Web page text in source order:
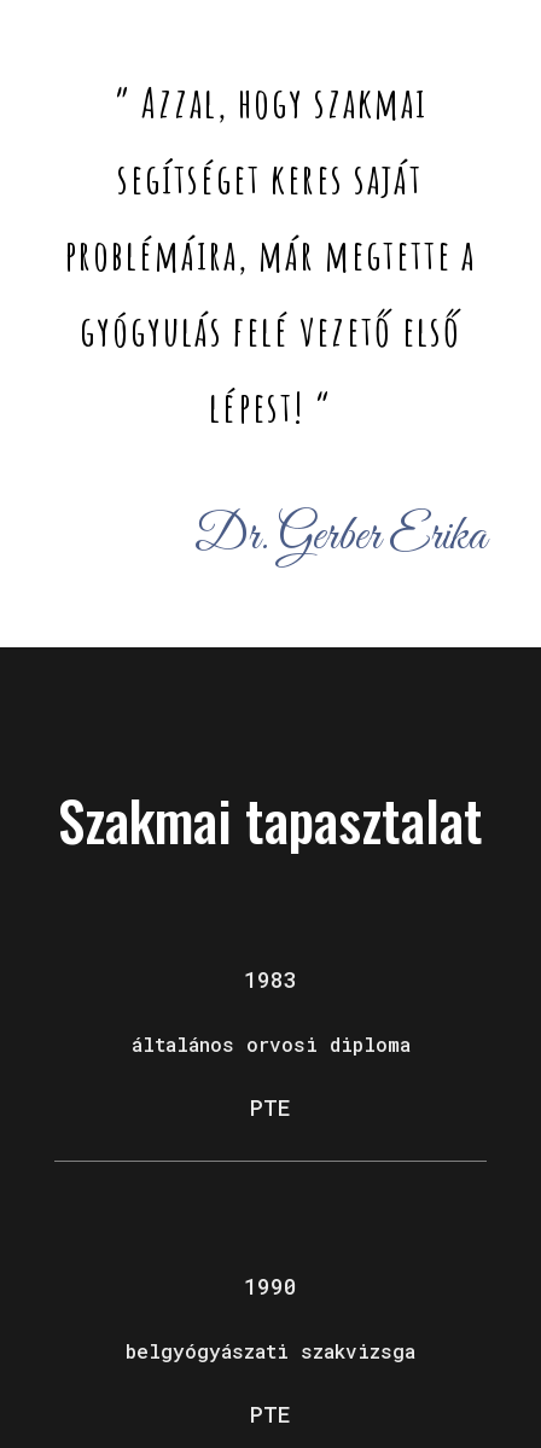
” Azzal, hogy szakmai
segítséget keres saját
problémáira, már megtette a
gyógyulás felé vezető első
lépest! “
Dr. Gerber Erika
Szakmai tapasztalat
1983
általános orvosi diploma
PTE
1990
belgyógyászati szakvizsga
PTE